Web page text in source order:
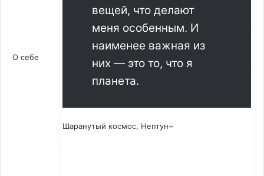
О себе
вещей, что делают
меня особенным. И
наименее важная из
них — это то, что я
планета.
Шаранутый космос, Нептун~